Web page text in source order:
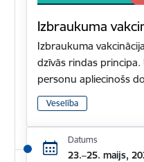
Izbraukuma
Izbraukuma
dzīvās rindas principa.
personu apliecinošs
Veselība
Datums
23.–25. maijs,